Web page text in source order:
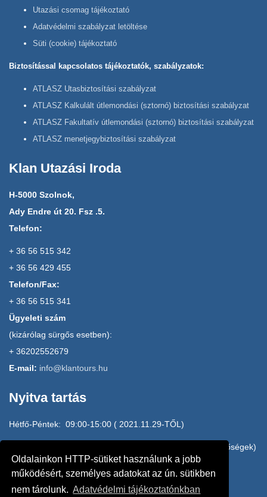
Oldalainkon HTTP-sütiket használunk a jobb
működésért, személyes adatokat az ún. sütikben
nem tárolunk. Adatvédelmi tájékoztatónkban
Utazási csomag tájékoztató
Adatvédelmi szabályzat letöltése
Süti (cookie) tájékoztató
Biztosítással kapcsolatos tájékoztatók, szabályzatok:
ATLASZ Utasbiztosítási szabályzat
ATLASZ Kalkulált útlemondási (sztornó) biztosítási szabályzat
ATLASZ Fakultatív útlemondási (sztornó) biztosítási szabályzat
ATLASZ menetjegybiztosítási szabályzat
Klan Utazási Iroda
H-5000 Szolnok,
Ady Endre út 20. Fsz .5.
Telefon:
+ 36 56 515 342
+ 36 56 429 455
Telefon/Fax:
+ 36 56 515 341
Ügyeleti szám
(kizárólag sürgős esetben):
+ 36202552679
E-mail: info@klantours.hu
Nyitva tartás
Hétfő-Péntek: 09:00-15:00 ( 2021.11.29-TŐL)
H-P: 15:00-17:00 HOME OFFICE (e-mail, mobilos elérhetőségek)
20/2552679, 20/3145010, 20/4942610